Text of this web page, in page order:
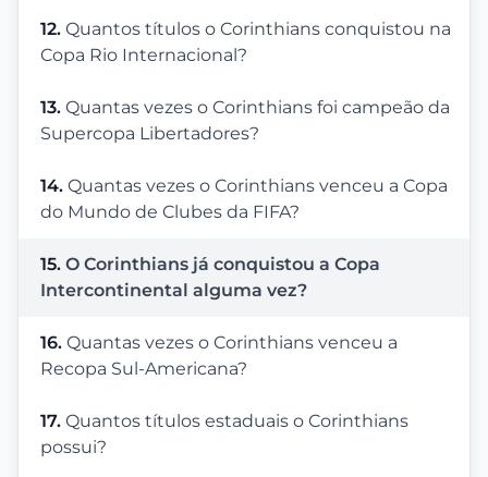
12. Quantos títulos o Corinthians conquistou na
Copa Rio Internacional?
13. Quantas vezes o Corinthians foi campeão da
Supercopa Libertadores?
14. Quantas vezes o Corinthians venceu a Copa
do Mundo de Clubes da FIFA?
15. O Corinthians já conquistou a Copa
Intercontinental alguma vez?
16. Quantas vezes o Corinthians venceu a
Recopa Sul-Americana?
17. Quantos títulos estaduais o Corinthians
possui?